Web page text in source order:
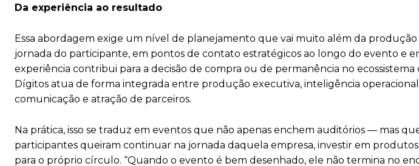
Da experiência ao resultado
Essa abordagem exige um nível de planejamento que vai muito além da produção
jornada do participante, em pontos de contato estratégicos ao longo do evento e
experiência contribui para a decisão de compra ou de permanência no ecossistema
Dígitos atua de forma integrada entre produção executiva, inteligência
comunicação e atração de parceiros.
Na prática, isso se traduz em eventos que não apenas enchem auditórios — mas
participantes queiram continuar na jornada daquela empresa, investir em
para o próprio círculo. “Quando o evento é bem desenhado, ele não termina no